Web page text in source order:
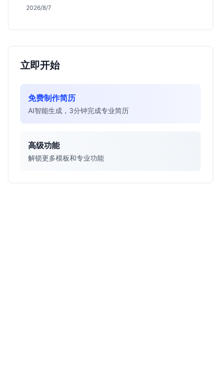
真实职责及不限专业背后的竞争逻辑，助你判断是否值
2026/8/7
立即开始
免费制作简历
AI智能生成，3分钟完成专业简历
高级功能
解锁更多模板和专业功能